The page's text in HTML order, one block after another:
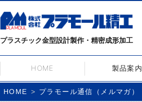
プラスチック金型設計製作・精密成形加工
HOME 製品案内
HOME プラモール通信（メルマガ）